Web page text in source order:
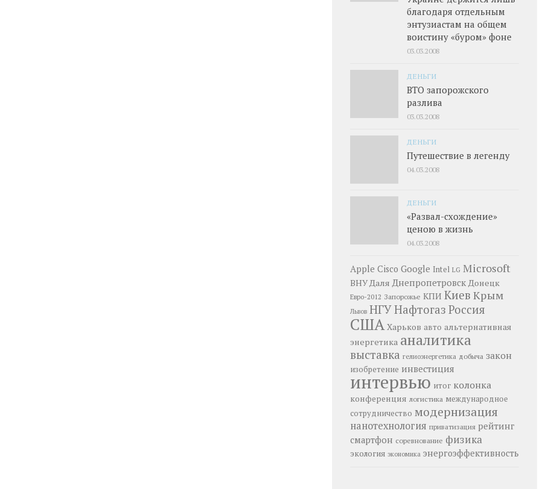
благодаря отдельным
энтузиастам на общем
воистину «буром» фоне
03.03.2008
ДЕНЬГИ
ВТО запорожского
разлива
03.03.2008
ДЕНЬГИ
Путешествие в легенду
04.03.2008
ДЕНЬГИ
«Развал-схождение»
ценою в жизнь
04.03.2008
Apple Cisco Google Intel LG Microsoft
ВНУ Даля Днепропетровск Донецк
Евро-2012 Запорожье КПИ Киев Крым
Львов НГУНафтогаз Россия
США Харьков авто альтернативная
энергетика аналитика
выставка гелиоэнергетика добыча закон
изобретение инвестиция
интервью итог колонка
конференция логистика международное
сотрудничество модернизация
нанотехнология приватизация рейтинг
смартфон соревнование физика
экология экономика энергоэффективность